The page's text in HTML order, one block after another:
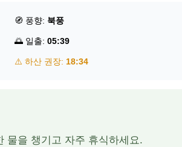
🧭 풍향: 북풍
🌅 일출: 05:39
⚠️ 하산 권장: 18:34
물을 챙기고 자주 휴식하세요.